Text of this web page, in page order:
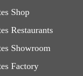
Shop
Restaurants
Showroom
Factory